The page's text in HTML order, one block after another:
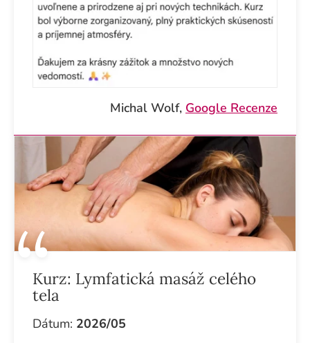
Michal Wolf, Google Recenze
Kurz: Lymfatická masáž celého
tela
Dátum: 2026/05